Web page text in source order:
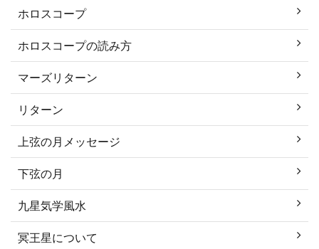
ホロスコープ
ホロスコープの読み方
マーズリターン
リターン
上弦の月メッセージ
下弦の月
九星気学風水
冥王星について